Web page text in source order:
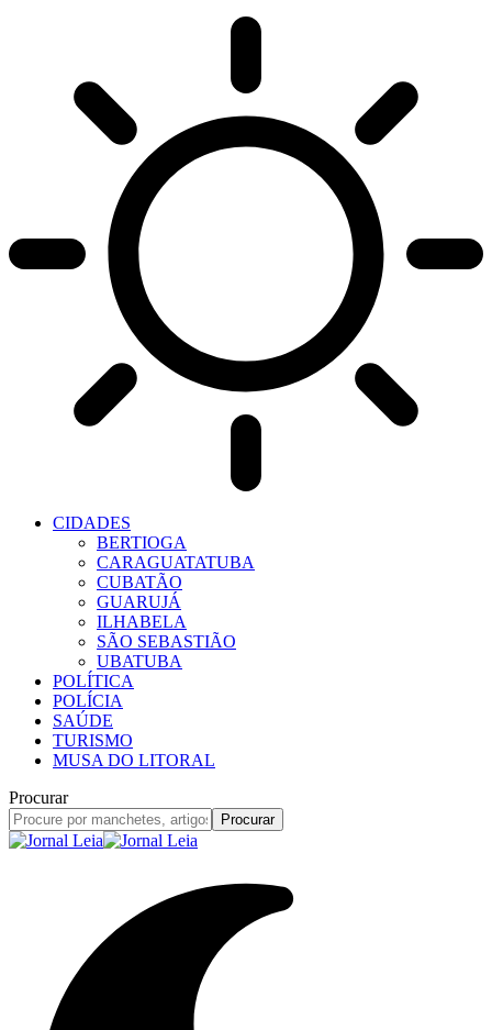
CIDADES
BERTIOGA
CARAGUATATUBA
CUBATÃO
GUARUJÁ
ILHABELA
SÃO SEBASTIÃO
UBATUBA
POLÍTICA
POLÍCIA
SAÚDE
TURISMO
MUSA DO LITORAL
Procurar